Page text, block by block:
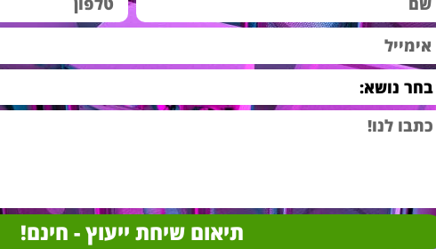
המגבר צריך להיות איכותי בכדי שתקבלו מערכת
כלל אחיד. את עוצמת המגבר בוחרים לפי תנאי השטח.
המתווכים, הם מתווכים בין כל המערכת לאוזן שלכם
לתנאי הסביבה. וגם כאן העצה הטובה ביותר שאנו
את הרמקולים הטובים ביותר עבורכם. אצלנו תוכלו
למערכת סאונד איכותית ושמתאימה לכיס שלכם
תיאום שיחת ייעוץ - חינם!